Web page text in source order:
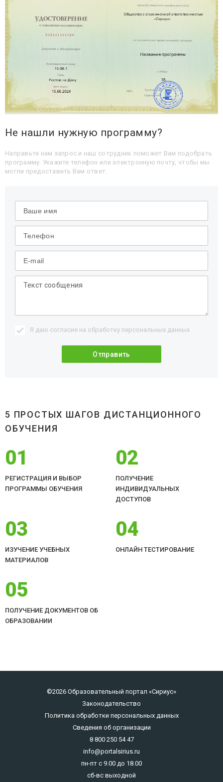
Не нашли нужную программу?
Направьте нам запрос и наш сотрудник поможет Вам подобрать
программу. Укажите телефон или электронную почту, чтобы мы
могли предоставить Вам ответ.
Я даю согласие на обработку персональных данных
5 ПРОСТЫХ ШАГОВ ДИСТАНЦИОННОГО
ОБУЧЕНИЯ
01
РЕГИСТРАЦИЯ И ВЫБОР
ПРОГРАММЫ ОБУЧЕНИЯ
02
ПОЛУЧЕНИЕ
ИНДИВИДУАЛЬНЫХ
ДОСТУПОВ
03
ИЗУЧЕНИЕ УЧЕБНЫХ
МАТЕРИАЛОВ
04
ОНЛАЙН ТЕСТИРОВАНИЕ
05
ПОЛУЧЕНИЕ ДОКУМЕНТОВ ОБ
ОБРАЗОВАНИИ
©2026 Образовательный портал «Сириус»
Законодательство
Политика обработки персональных данных
Сведения об организации
8 800 250 54 47
info@portalsirius.ru
пн-пт с 9.00 до 18.00
сб-вс выходной